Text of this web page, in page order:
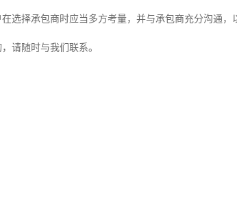
选择承包商时应当多方考量，并与承包商充分沟通，
请随时与我们联系。